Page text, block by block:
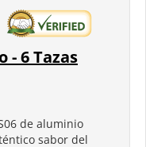
- 6 Tazas
de aluminio
sabor del